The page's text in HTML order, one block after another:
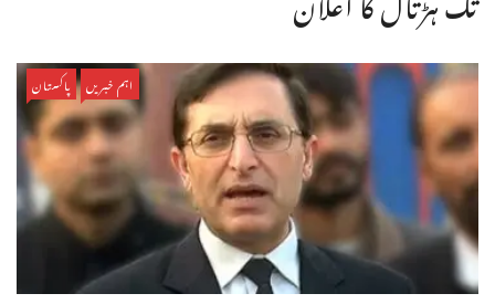
اہم خبریں پاکستان